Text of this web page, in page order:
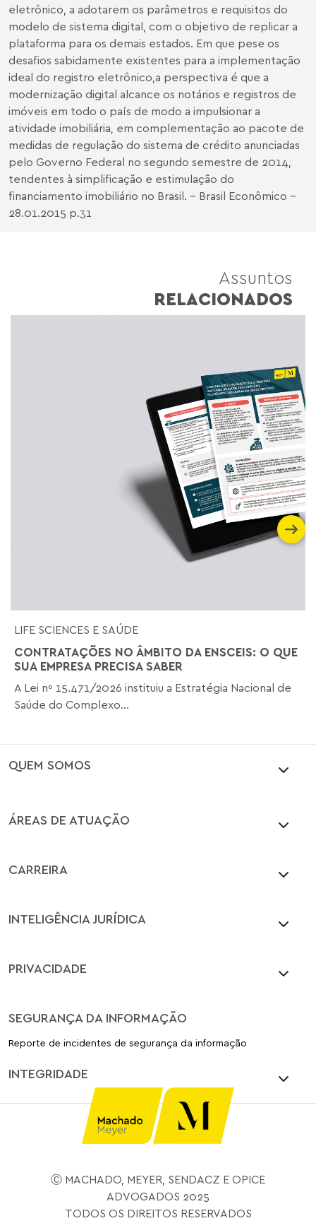
eletrônico, a adotarem os parâmetros e requisitos do
modelo de sistema digital, com o objetivo de replicar a
plataforma para os demais estados. Em que pese os
desafios sabidamente existentes para a implementação
ideal do registro eletrônico,a perspectiva é que a
modernização digital alcance os notários e registros de
imóveis em todo o país de modo a impulsionar a
atividade imobiliária, em complementação ao pacote de
medidas de regulação do sistema de crédito anunciadas
pelo Governo Federal no segundo semestre de 2014,
tendentes à simplificação e estimulação do
financiamento imobiliário no Brasil. - Brasil Econômico -
28.01.2015 p.31
Assuntos
RELACIONADOS
LIFE SCIENCES E SAÚDE
CONTRATAÇÕES NO ÂMBITO DA ENSCEIS: O QUE
SUA EMPRESA PRECISA SABER
A Lei nº 15.471/2026 instituiu a Estratégia Nacional de
Saúde do Complexo...
QUEM SOMOS
ÁREAS DE ATUAÇÃO
CARREIRA
INTELIGÊNCIA JURÍDICA
PRIVACIDADE
SEGURANÇA DA INFORMAÇÃO
Reporte de incidentes de segurança da informação
INTEGRIDADE
Ⓒ MACHADO, MEYER, SENDACZ E OPICE
ADVOGADOS 2025
TODOS OS DIREITOS RESERVADOS